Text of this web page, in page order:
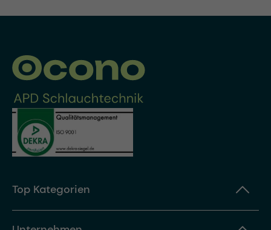
Top Kategorien